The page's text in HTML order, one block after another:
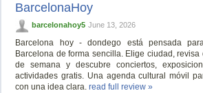
BarcelonaHoy
barcelonahoy5 June 13, 2026
Barcelona hoy - dondego está pensada
Barcelona de forma sencilla. Elige ciudad,
de semana y descubre conciertos,
actividades gratis. Una agenda cultural móvil
con una idea clara.read full review »